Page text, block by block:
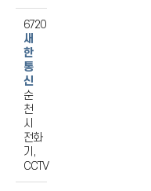
6720
새
한
통
신
순
천
시
전화
기,
CCTV